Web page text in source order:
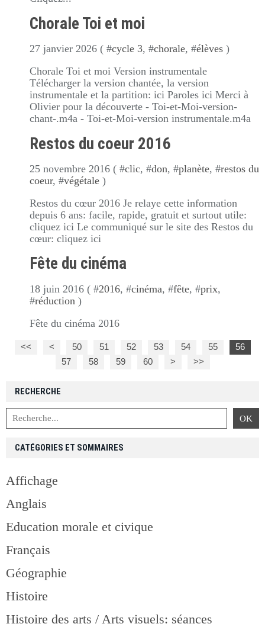
Chorale Toi et moi
27 janvier 2026 ( #cycle 3, #chorale, #élèves )
Chorale Toi et moi Version instrumentale
Télécharger la version chantée, la version
instrumentale et la partition: ici Paroles ici Merci à
Olivier pour la découverte - Toi-et-Moi-version-
chant-.m4a - Toi-et-Moi-version instrumentale.m4a
Restos du coeur 2016
25 novembre 2016 ( #clic, #don, #planète, #restos du
coeur, #végétale )
Restos du cœur 2016 Je relaye cette information
depuis 6 ans: facile, rapide, gratuit et surtout utile:
cliquez ici Le communiqué sur le site des Restos du
cœur: cliquez ici
Fête du cinéma
18 juin 2016 ( #2016, #cinéma, #fête, #prix,
#réduction )
Fête du cinéma 2016
<< < 10
20
30
40
50 51 52 53 54 55
56
57
58 59 60 > >>
RECHERCHE
CATÉGORIES ET SOMMAIRES
Affichage
Anglais
Education morale et civique
Français
Géographie
Histoire
Histoire des arts / Arts visuels: séances